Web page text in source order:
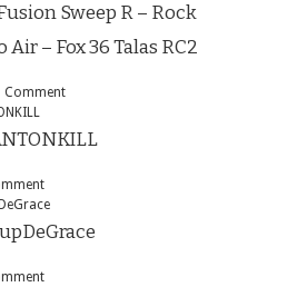
Sweep R – Rock
Air – Fox 36 Talas RC2
Comment